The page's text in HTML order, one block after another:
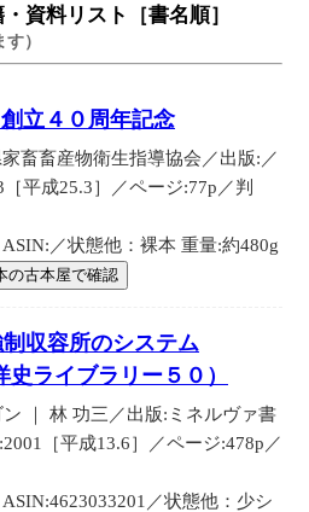
資料リスト［書名順］
）
立４０周年記念
畜畜産物衛生指導協会／出版:／
平成25.3］／ページ:77p／判
／状態他：裸本 重量:約480g
の古本屋で確認
収容所のシステム
史ライブラリー５０）
｜ 林 功三／出版:ミネルヴァ書
［平成13.6］／ページ:478p／
／状態他：少シ